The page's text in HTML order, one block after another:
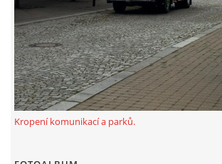
Kropení komunikací a parků.